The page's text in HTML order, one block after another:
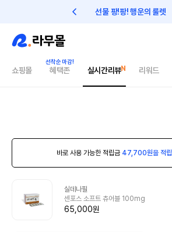
선물 팡!팡! 행운의 룰렛
쇼핑몰 혜택존 실시간리뷰 리워드
바로 사용 가능한 적립금 47,700원을 적립
실데나필
센포스 소프트 츄어블 100mg
65,000원